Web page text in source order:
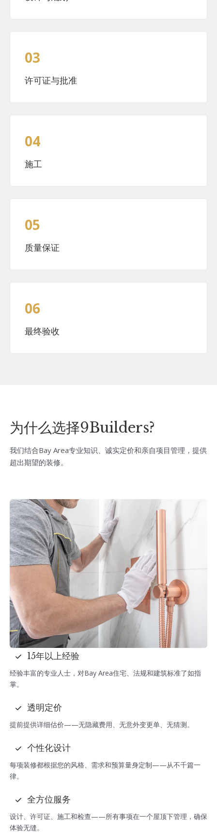
03
许可证与批准
04
施工
05
质量保证
06
最终验收
为什么选择9Builders?
我们结合Bay Area专业知识、诚实定价和亲自项目管理，提供
超出期望的装修。
15年以上经验
经验丰富的专业人士，对Bay Area住宅、法规和建筑标准了如指
掌。
透明定价
提前提供详细估价——无隐藏费用、无意外变更单、无猜测。
个性化设计
每项装修都根据您的风格、需求和预算量身定制——从不千篇一
律。
全方位服务
设计、许可证、施工和检查——所有事项在一个屋顶下管理，确保
体验无缝。